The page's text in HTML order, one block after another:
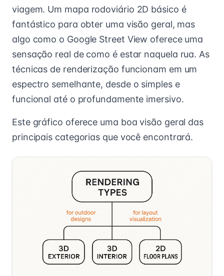
viagem. Um mapa rodoviário 2D básico é
fantástico para obter uma visão geral, mas
algo como o Google Street View oferece uma
sensação real de como é estar naquela rua. As
técnicas de renderização funcionam em um
espectro semelhante, desde o simples e
funcional até o profundamente imersivo.
Este gráfico oferece uma boa visão geral das
principais categorias que você encontrará.